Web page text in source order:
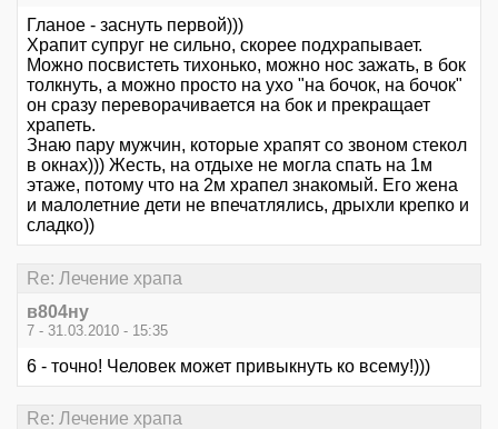
Гланое - заснуть первой)))
Храпит супруг не сильно, скорее подхрапывает.
Можно посвистеть тихонько, можно нос зажать, в бок
толкнуть, а можно просто на ухо "на бочок, на бочок"
он сразу переворачивается на бок и прекращает
храпеть.
Знаю пару мужчин, которые храпят со звоном стекол
в окнах))) Жесть, на отдыхе не могла спать на 1м
этаже, потому что на 2м храпел знакомый. Его жена
и малолетние дети не впечатлялись, дрыхли крепко и
сладко))
Re: Лечение храпа
в804ну
7 - 31.03.2010 - 15:35
6 - точно! Человек может привыкнуть ко всему!)))
Re: Лечение храпа